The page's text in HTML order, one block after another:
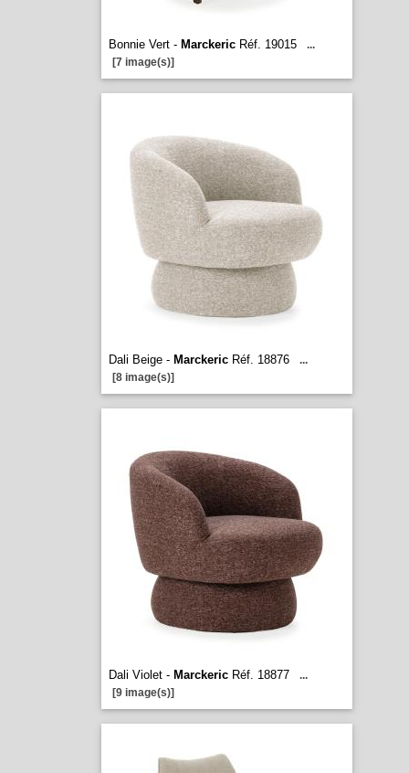
Bonnie Vert - MarckericRéf. 19015
...
[7 image(s)]
Dali Beige - MarckericRéf. 18876
...
[8 image(s)]
Dali Violet - MarckericRéf. 18877
...
[9 image(s)]